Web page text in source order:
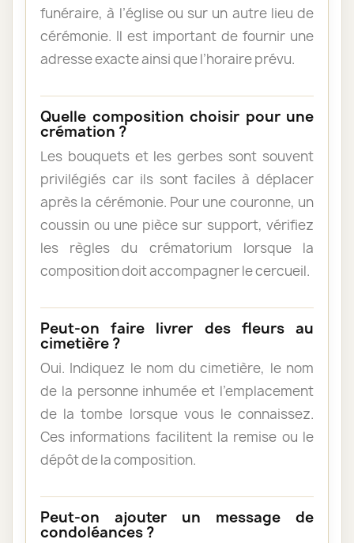
funéraire, à l’église ou sur un autre lieu de
cérémonie. Il est important de fournir une
adresse exacte ainsi que l’horaire prévu.
Quelle composition choisir pour une
crémation ?
Les bouquets et les gerbes sont souvent
privilégiés car ils sont faciles à déplacer
après la cérémonie. Pour une couronne, un
coussin ou une pièce sur support, vérifiez
les règles du crématorium lorsque la
composition doit accompagner le cercueil.
Peut-on faire livrer des fleurs au
cimetière ?
Oui. Indiquez le nom du cimetière, le nom
de la personne inhumée et l’emplacement
de la tombe lorsque vous le connaissez.
Ces informations facilitent la remise ou le
dépôt de la composition.
Peut-on ajouter un message de
condoléances ?